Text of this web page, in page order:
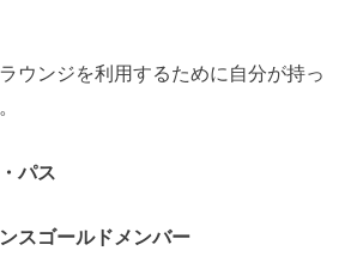
ウンジを利用するために自分が持っ
パス
スゴールドメンバー